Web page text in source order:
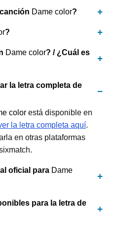
Dame color?
?
Dame color? / ¿Cuál es
la letra completa de
color está disponible en
la letra completa aquí.
en otras plataformas
oficial para Dame
para la letra de